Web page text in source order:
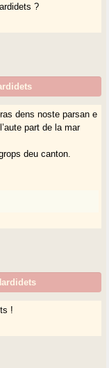
?
dens noste parsan e
part de la mar
deu canton.
!